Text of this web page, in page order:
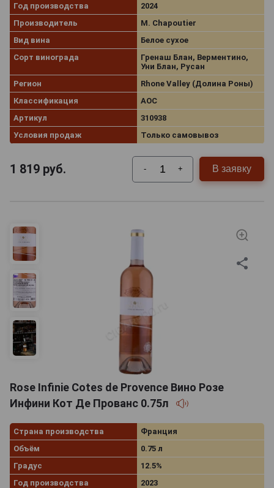
Год производства
2024
Производитель
M. Chapoutier
Вид вина
Белое сухое
Сорт винограда
Гренаш Блан, Верментино,
Уни Блан, Русан
Регион
Rhone Valley (Долина Роны)
Классификация
AOC
Артикул
310938
Условия продаж
Только самовывоз
1 819 руб. - + В заявку
Rose Infinie Cotes de Provence Вино Розе
Инфини Кот Де Прованс 0.75л
Страна производства
Франция
Объём
0.75 л
Градус
12.5%
Год производства
2023